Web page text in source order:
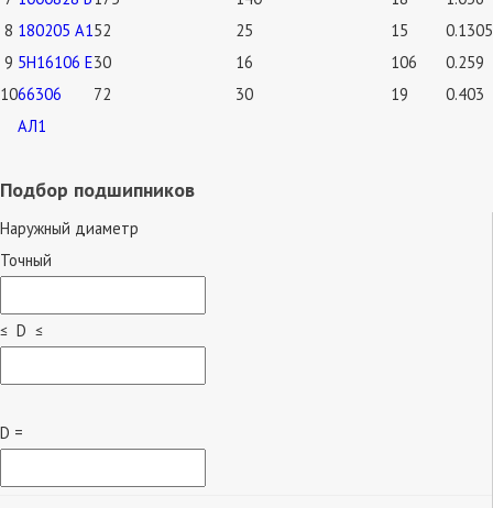
8 180205 А152 25 15
0.1305
9 5Н16106 Е30 16 106
0.259
1066306
АЛ1
72 30 19 0.403
Подбор подшипников
Наружный диаметр
Точный
≤ D ≤
D =